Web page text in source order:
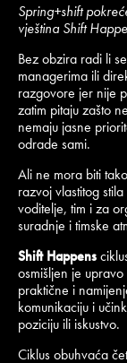
Spring+shift
vještina Shift
Bez obzira radi li
managerima ili
razgovore jer nije
zatim pitaju zašto
nemaju jasne
odrade sami.
Ali ne mora biti
razvoj vlastitog
voditelje, tim i za
suradnje i timske
Shift Happens
osmišljen je
praktične i
komunikaciju i
poziciju ili iskustvo.
Ciklus obuhvaća